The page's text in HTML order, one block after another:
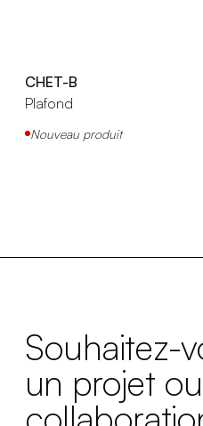
CHET-B
Plafond
Nouveau produit
Souhaitez-
un projet